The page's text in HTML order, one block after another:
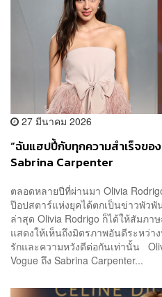
27 มีนาคม 2026
“ฉันแฮปปี้กับทุกความสำเร็จขอ
Sabrina Carpenter
ตลอดหลายปีที่ผ่านมา Olivia
ป๊อปสตาร์แห่งยุคได้ตกเป็นข่าวพัวพั
ล่าสุด Olivia Rodrigo ก็ได้ให้สัมภา
แสดงให้เห็นถึงมิตรภาพอันดีระหว่า
รักและความหวังดีต่อกันเท่านั้น
Vogue ถึง Sabrina Carpenter...